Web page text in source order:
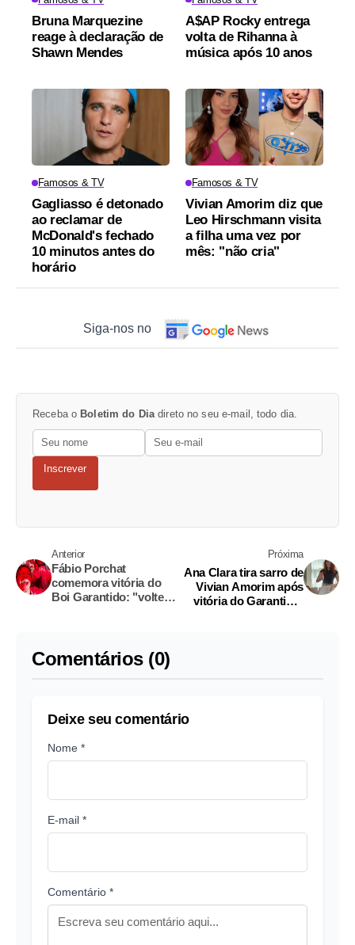
Bruna Marquezine
reage à declaração de
Shawn Mendes
A$AP Rocky entrega
volta de Rihanna à
música após 10 anos
Famosos & TV
Gagliasso é detonado
ao reclamar de
McDonald's fechado
10 minutos antes do
horário
Famosos & TV
Vivian Amorim diz que
Leo Hirschmann visita
a filha uma vez por
mês: "não cria"
Siga-nos no
Receba o Boletim do Diadireto no seu e-mail, todo dia.
Inscrever
Anterior
Fábio Porchat
comemora vitória do
Boi Garantido: "voltei
Próxima
Ana Clara tira sarro de
Vivian Amorim após
vitória do Garantido;
Comentários (0)
Deixe seu comentário
Nome *
E-mail *
Comentário *